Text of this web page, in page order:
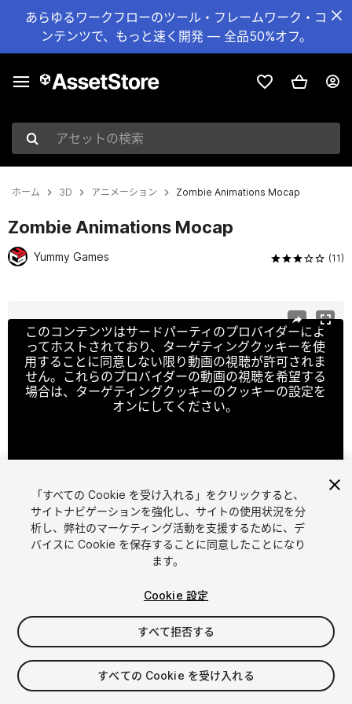
あらゆるワークフローのツール・フレームワーク・コ
ンテンツで、もっと速く開発 — 全品50%オフ。
アセットの検索
ホーム 3D アニメーション Zombie Animations Mocap
Zombie Animations Mocap
Yummy Games (11)
このコンテンツはサードパーティのプロバイダーによ
ってホストされており、ターゲティングクッキーを使
用することに同意しない限り動画の視聴が許可されま
せん。これらのプロバイダーの動画の視聴を希望する
場合は、ターゲティングクッキーのクッキーの設定を
オンにしてください。
1/ 17
$20
消費税は決済時に計算されます
「すべての Cookie を受け入れる」をクリックすると、
サイトナビゲーションを強化し、サイトの使用状況を分
析し、弊社のマーケティング活動を支援するために、デ
バイスに Cookie を保存することに同意したことになり
ます。
Cookie 設定
すべて拒否する
すべての Cookie を受け入れる